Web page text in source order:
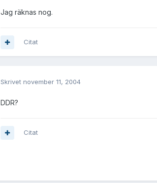
Jag räknas nog.
Citat
Skrivet november 11, 2004
DDR?
Citat